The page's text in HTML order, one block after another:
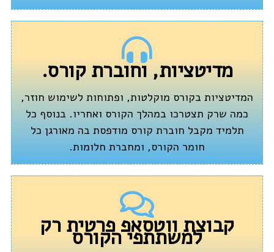
מדיטציות, וחוברת קורס.
המדיטציות בקורס מוקלטות, ופתוחות לשימוש חוזר,
כמה שרק תצטרכו במהלך הקורס ואחריו. בנוסף כל
תלמיד מקבל חוברת קורס מודפסת בה מאורגן כל
חומר הקורס, ומחברת חלומות.
קבוצת ווטסאפ פרטית רק
למשתתפי הקורס